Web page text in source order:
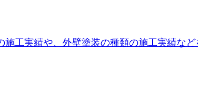
工実績や、外壁塗装の種類の施工実績など